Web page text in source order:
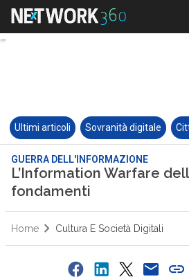
Ultimi articoli Sovranità digitale
GUERRA DELL'INFORMAZIONE
L’Information Warfare
fondamenti
Home Cultura E Società Digitali